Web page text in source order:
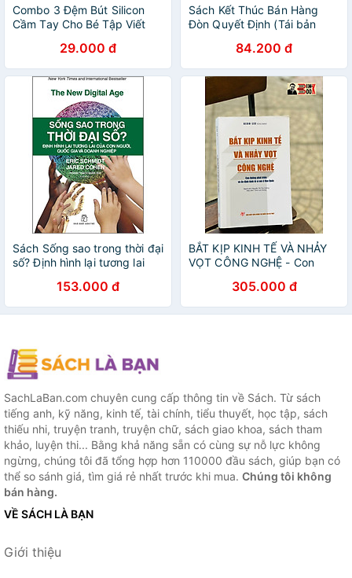
Combo 3 Đệm Bút Silicon
Cầm Tay Cho Bé Tập Viết
Tay Cao Su Cao Cấp -
HÀNG CHÍNH HÃNG MINIIN
29.000 đ
Sách Kết Thúc Bán Hàng
Đòn Quyết Định (Tái bản
84.200 đ
Sách Sống sao trong thời đại
số? Định hình lại tương lai
doanh nghiệp153.000 đ
BẮT KỊP KINH TẾ VÀ NHẢY
VỌT CÔNG NGHỆ - Con
kinh tế vĩ mô ở Hà.n Q.u.ốc –
Keum Lee – Nguyễn Thị Thu
Hường dịch – NXB Chính Trị
305.000 đ
SachLaBan.com chuyên cung cấp thông tin về Sách. Từ sách
tiếng anh, kỹ năng, kinh tế, tài chính, tiểu thuyết, học tập, sách
thiếu nhi, truyện tranh, truyện chữ, sách giao khoa, sách tham
khảo, luyện thi... Bằng khả năng sẵn có cùng sự nỗ lực không
ngừng, chúng tôi đã tổng hợp hơn 110000 đầu sách, giúp bạn có
thể so sánh giá, tìm giá rẻ nhất trước khi mua. Chúng tôi không
bán hàng.
VỀ SÁCH LÀ BẠN
Giới thiệu